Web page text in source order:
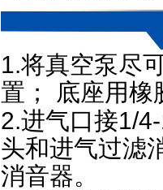
1.将真空泵尽
置；
底座用橡
2.进气口接1/
头和进气过滤
消音器。